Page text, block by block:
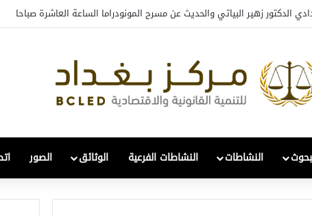
الدكتور زهير البياتي والحديث عن مسرح المونودراما الساعة العاشرة صباحا
النشاطات النشاطات الفرعية الوثائق الصور